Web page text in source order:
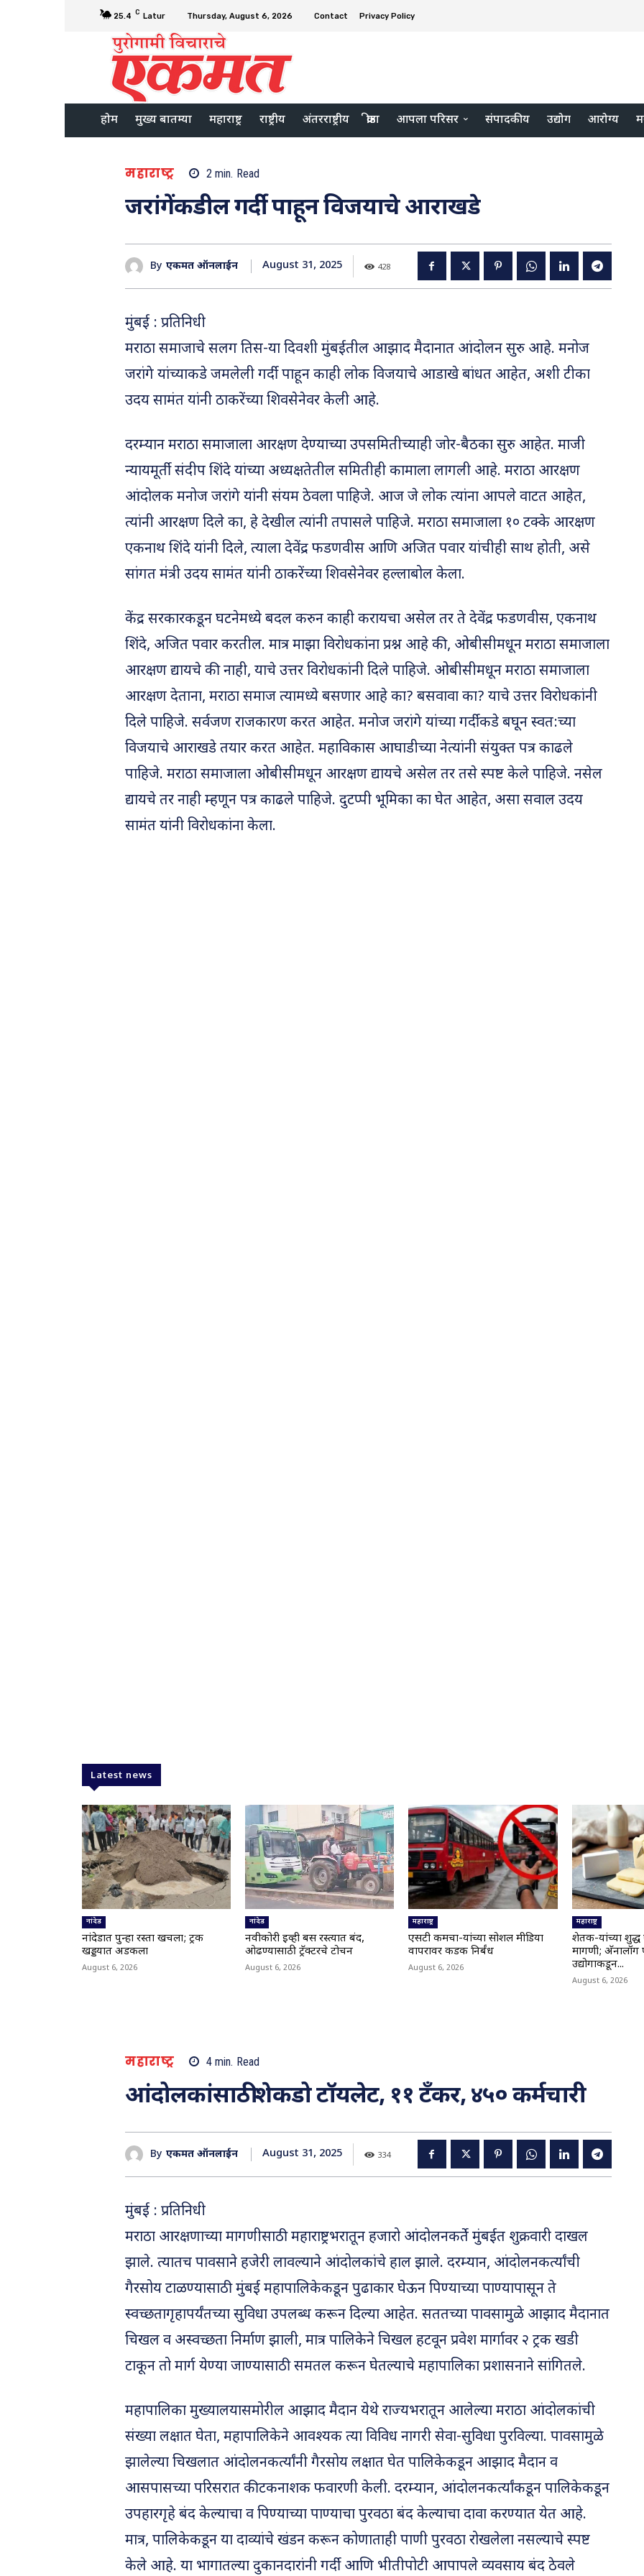
25.4 C Latur Thursday, August 6, 2026 Contact Privacy Policy
होम मुख्य बातम्या महाराष्ट्र राष्ट्रीय अंतरराष्ट्रीय क्रीडा आपला परिसर संपादकीय उद्योग आरोग्य
महाराष्ट्र 2 min. Read
जरांगेंकडील गर्दी पाहून विजयाचे आराखडे
By एकमत ऑनलाईन August 31, 2025 428
मुंबई : प्रतिनिधी
मराठा समाजाचे सलग तिस-या दिवशी मुंबईतील आझाद मैदानात आंदोलन सुरु आहे. मनोज
जरांगे यांच्याकडे जमलेली गर्दी पाहून काही लोक विजयाचे आडाखे बांधत आहेत, अशी टीका
उदय सामंत यांनी ठाकरेंच्या शिवसेनेवर केली आहे.
दरम्यान मराठा समाजाला आरक्षण देण्याच्या उपसमितीच्याही जोर-बैठका सुरु आहेत. माजी
न्यायमूर्ती संदीप शिंदे यांच्या अध्यक्षतेतील समितीही कामाला लागली आहे. मराठा आरक्षण
आंदोलक मनोज जरांगे यांनी संयम ठेवला पाहिजे. आज जे लोक त्यांना आपले वाटत आहेत,
त्यांनी आरक्षण दिले का, हे देखील त्यांनी तपासले पाहिजे. मराठा समाजाला १० टक्के आरक्षण
एकनाथ शिंदे यांनी दिले, त्याला देवेंद्र फडणवीस आणि अजित पवार यांचीही साथ होती, असे
सांगत मंत्री उदय सामंत यांनी ठाकरेंच्या शिवसेनेवर हल्लाबोल केला.
केंद्र सरकारकडून घटनेमध्ये बदल करुन काही करायचा असेल तर ते देवेंद्र फडणवीस, एकनाथ
शिंदे, अजित पवार करतील. मात्र माझा विरोधकांना प्रश्न आहे की, ओबीसीमधून मराठा समाजाला
आरक्षण द्यायचे की नाही, याचे उत्तर विरोधकांनी दिले पाहिजे. ओबीसीमधून मराठा समाजाला
आरक्षण देताना, मराठा समाज त्यामध्ये बसणार आहे का? बसवावा का? याचे उत्तर विरोधकांनी
दिले पाहिजे. सर्वजण राजकारण करत आहेत. मनोज जरांगे यांच्या गर्दीकडे बघून स्वत:च्या
विजयाचे आराखडे तयार करत आहेत. महाविकास आघाडीच्या नेत्यांनी संयुक्त पत्र काढले
पाहिजे. मराठा समाजाला ओबीसीमधून आरक्षण द्यायचे असेल तर तसे स्पष्ट केले पाहिजे. नसेल
द्यायचे तर नाही म्हणून पत्र काढले पाहिजे. दुटप्पी भूमिका का घेत आहेत, असा सवाल उदय
सामंत यांनी विरोधकांना केला.
Latest news
नांदेड
नांदेडात पुन्हा रस्ता खचला; ट्रक
खड्डयात अडकला
August 6, 2026
नांदेड
नवीकोरी ईव्ही बस रस्त्यात बंद,
ओढण्यासाठी ट्रॅक्टरचे टोचन
August 6, 2026
महाराष्ट्र
एसटी कर्मचा-यांच्या सोशल मीडिया
वापरावर कडक निर्बंध
August 6, 2026
महाराष्ट्र
शेतक-यांच्या शुद्ध
मागणी; अ‍ॅनालॉग
उद्योगाकडून...
August 6, 2026